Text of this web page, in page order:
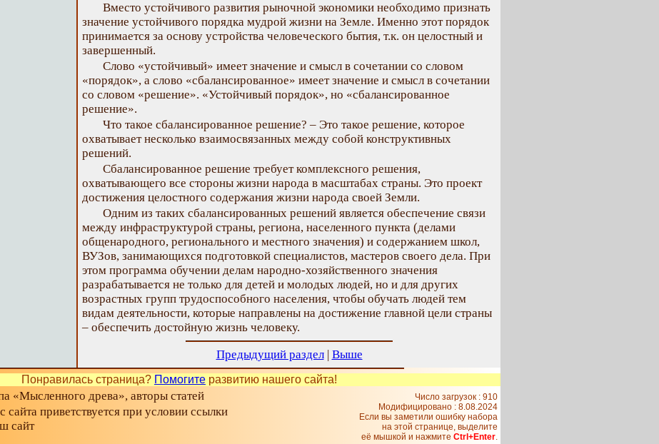
Вместо устойчивого развития рыночной экономики необходимо признать
значение устойчивого порядка мудрой жизни на Земле. Именно этот порядок
принимается за основу устройства человеческого бытия, т.к. он целостный и
завершенный.
Слово «устойчивый» имеет значение и смысл в сочетании со словом
«порядок», а слово «сбалансированное» имеет значение и смысл в сочетании
со словом «решение». «Устойчивый порядок», но «сбалансированное
решение».
Что такое сбалансированное решение? – Это такое решение, которое
охватывает несколько взаимосвязанных между собой конструктивных
решений.
Сбалансированное решение требует комплексного решения,
охватывающего все стороны жизни народа в масштабах страны. Это проект
достижения целостного содержания жизни народа своей Земли.
Одним из таких сбалансированных решений является обеспечение связи
между инфраструктурой страны, региона, населенного пункта (делами
общенародного, регионального и местного значения) и содержанием школ,
ВУЗов, занимающихся подготовкой специалистов, мастеров своего дела. При
этом программа обучении делам народно-хозяйственного значения
разрабатывается не только для детей и молодых людей, но и для других
возрастных групп трудоспособного населения, чтобы обучать людей тем
видам деятельности, которые направлены на достижение главной цели страны
– обеспечить достойную жизнь человеку.
Предыдущий раздел| Выше
Понравилась страница? Помогите развитию нашего сайта!
«Мысленного древа», авторы статей
сайта приветствуется при условии ссылки
сайт
Число загрузок : 910
Модифицировано : 8.08.2024
Если вы заметили ошибку набора
на этой странице, выделите
её мышкой и нажмите Ctrl+Enter.